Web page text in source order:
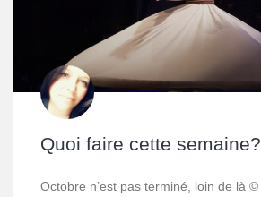
Quoi faire cette semaine?
Octobre n’est pas terminé, loin de là ©